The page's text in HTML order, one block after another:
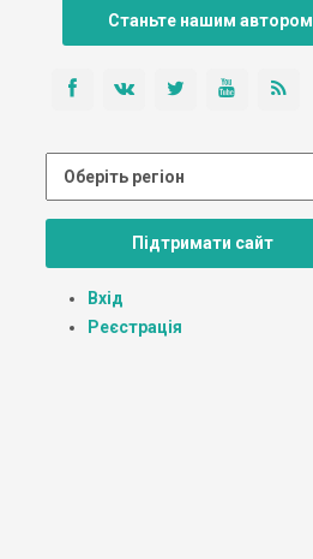
Станьте нашим автором
Підтримати сайт
Вхід
Реєстрація